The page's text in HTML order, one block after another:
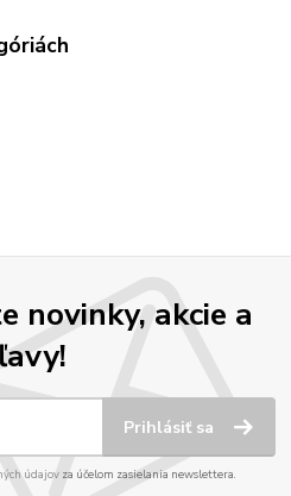
novinky, akcie a
Prihlásiť sa
údajov za účelom zasielania newslettera.